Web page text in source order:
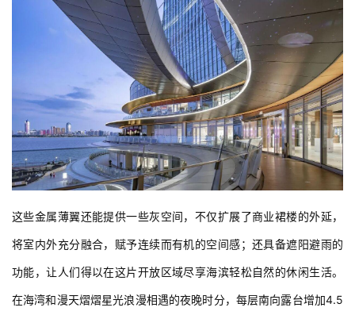
这些金属薄翼还能提供一些灰空间，不仅扩展了商业裙楼的外延，
将室内外充分融合，赋予连续而有机的空间感；还具备遮阳避雨的
功能，让人们得以在这片开放区域尽享海滨轻松自然的休闲生活。
在海湾和漫天熠熠星光浪漫相遇的夜晚时分，每层南向露台增加4.5